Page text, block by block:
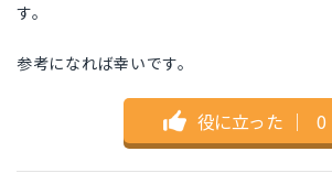
す。
参考になれば幸いです。
役に立った ｜ 0